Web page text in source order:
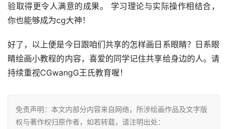
验取得更令人满意的成果。 学习理论与实际操作相结合，
你也能够成为cg大神！
好了，以上便是今日跟咱们共享的怎样画日系眼睛？日系眼
睛绘画小教程的内容，喜爱的同学记住共享给身边的人。请
持续重视CGwangG王氏教育喔！
免责声明：本文内部分内容来自网络，所涉绘画作品及文字版
权与著作权归原作者，如若转载，请注明出处：